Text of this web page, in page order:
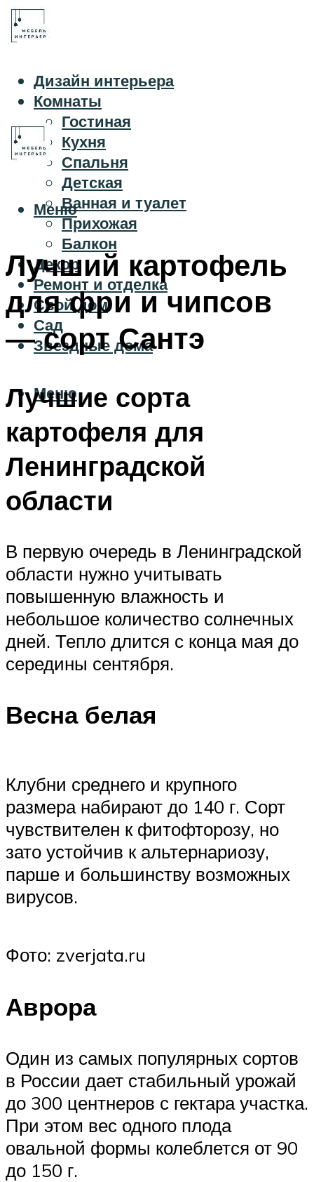
Дизайн интерьера
Комнаты
Гостиная
Кухня
Спальня
Детская
Ванная и туалет
Прихожая
Балкон
Декор
Ремонт и отделка
Свой дом
Сад
Звездные дома
Меню
Меню
Лучший картофель
для фри и чипсов
— сорт Сантэ
Лучшие сорта
картофеля для
Ленинградской
области
В первую очередь в Ленинградской
области нужно учитывать
повышенную влажность и
небольшое количество солнечных
дней. Тепло длится с конца мая до
середины сентября.
Весна белая
Клубни среднего и крупного
размера набирают до 140 г. Сорт
чувствителен к фитофторозу, но
зато устойчив к альтернариозу,
парше и большинству возможных
вирусов.
Фото: zverjata.ru
Аврора
Один из самых популярных сортов
в России дает стабильный урожай
до 300 центнеров с гектара участка.
При этом вес одного плода
овальной формы колеблется от 90
до 150 г.